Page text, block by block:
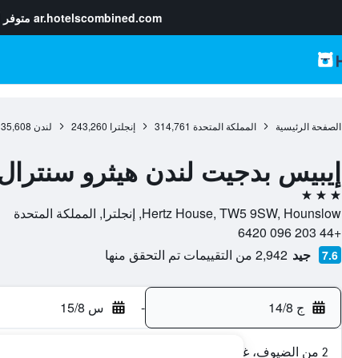
ar.hotelscombined.com متوفر
الصفحة الرئيسية المملكة المتحدة 314,761 إنجلترا 243,260 لندن 35,608
إيبيس بدجيت لندن هيثرو
3 نجوم
Hertz House, TW5 9SW, Hounslow, إنجلترا, المملكة المتحدة
+44 203 096 6420
7.6 جيد 2,942 من التقييمات تم التحقق منها
ج 14/8 - س 15/8
2 من الضيوف، غرفة واحدة